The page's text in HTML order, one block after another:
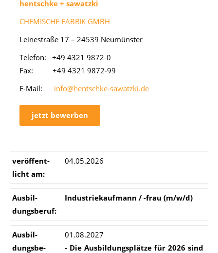
hentsch­ke + sa­watz­ki
CHEMISCHE FABRIK GMBH
Lei­ne­stra­ße 17 – 24539 Neu­müns­ter
Te­le­fon: +49 4321 9872-0
Fax: +49 4321 9872-99
E-Mail: info@hentschke-sawatzki.de
jetzt bewerben
ver­öf­fent­
licht am:
04.05.2026
Aus­bil­
dungs­be­ruf:
In­dus­trie­kauf­mann / -frau (m/​w/​d)
Aus­bil­
dungs­be­
01.08.2027
- Die Aus­bil­dungs­plät­ze für 2026 sind